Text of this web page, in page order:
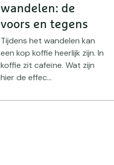
wandelen: de
voors en tegens
Tijdens het wandelen kan
een kop koffie heerlijk zijn. In
koffie zit cafeïne. Wat zijn
hier de effec...